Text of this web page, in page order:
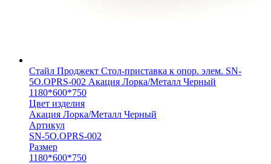
Стайл Проджект Стол-приставка к опор. элем. SN-
5O.OPRS-002 Акация Лорка/Металл Черный
1180*600*750
Цвет изделия
Акация Лорка/Металл Черный
Артикул
SN-5O.OPRS-002
Размер
1180*600*750